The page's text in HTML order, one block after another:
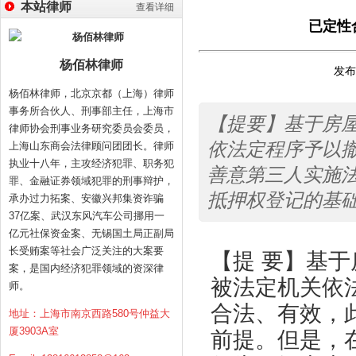
查看详细
本站律师
杨佰林律师
杨佰林律师，北京京都（上海）律师
事务所合伙人、刑事部主任，上海市
律师协会刑事业务研究委员会委员，
上海山东商会法律顾问团团长。律师
执业十八年，主攻经济犯罪、职务犯
罪、金融证券领域犯罪的刑事辩护，
承办过力拓案、安徽兴邦集资诈骗
37亿案、武汉东风汽车公司挪用一
亿元社保资金案、无锡国土局正副局
长受贿案等社会广泛关注的大案要
案，是国内经济犯罪领域的资深律
师。
地址：上海市南京西路580号仲益大
厦3903A室
已定性
发
【提要】基于房
依法定程序予以
善意第三人实施
抵押权登记的基
【提 要】基
被法定机关依
合法、有效，
前提。但是，